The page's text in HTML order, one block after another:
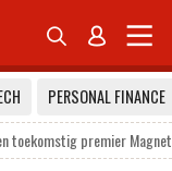
 
PERSONAL FINANCE
toekomstig premier